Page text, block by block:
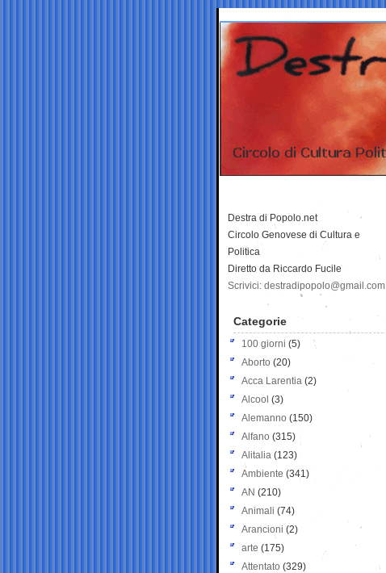
Destra di Popolo.net
Circolo Genovese di Cultura e
Politica
Diretto da Riccardo Fucile
Scrivici: destradipopolo@gmail.com
Categorie
100 giorni (5)
Aborto (20)
Acca Larentia (2)
Alcool (3)
Alemanno (150)
Alfano (315)
Alitalia (123)
Ambiente (341)
AN (210)
Animali (74)
Arancioni (2)
arte (175)
Attentato (329)